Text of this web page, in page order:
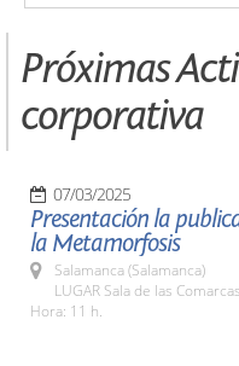
Próximas
corporativa
07/03/2025
Presentación la
la Metamorfosis
Salamanca (Salamanca)
LUGAR Sala de las
Hora: 11 h.